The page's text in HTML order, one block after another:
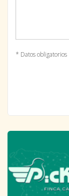
* Datos obligatorios